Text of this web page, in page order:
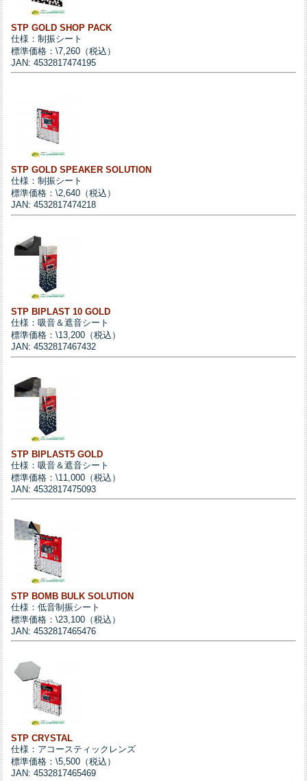
STP GOLD SHOP PACK
仕様：制振シート
標準価格：\7,260（税込）
JAN: 4532817474195
STP GOLD SPEAKER SOLUTION
仕様：制振シート
標準価格：\2,640（税込）
JAN: 4532817474218
STP BIPLAST 10 GOLD
仕様：吸音＆遮音シート
標準価格：\13,200（税込）
JAN: 4532817467432
STP BIPLAST5 GOLD
仕様：吸音＆遮音シート
標準価格：\11,000（税込）
JAN: 4532817475093
STP BOMB BULK SOLUTION
仕様：低音制振シート
標準価格：\23,100（税込）
JAN: 4532817465476
STP CRYSTAL
仕様：アコースティックレンズ
標準価格：\5,500（税込）
JAN: 4532817465469